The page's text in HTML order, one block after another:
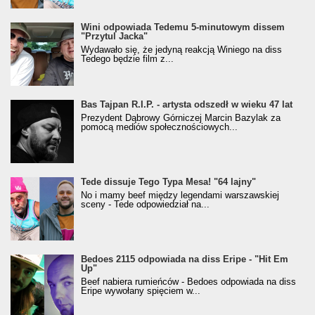
Wini odpowiada Tedemu 5-minutowym dissem
"Przytul Jacka"
Wydawało się, że jedyną reakcją Winiego na diss
Tedego będzie film z...
Bas Tajpan R.I.P. - artysta odszedł w wieku 47 lat
Prezydent Dąbrowy Górniczej Marcin Bazylak za
pomocą mediów społecznościowych...
Tede dissuje Tego Typa Mesa! "64 lajny"
No i mamy beef między legendami warszawskiej
sceny - Tede odpowiedział na...
Bedoes 2115 odpowiada na diss Eripe - "Hit Em
Up"
Beef nabiera rumieńców - Bedoes odpowiada na diss
Eripe wywołany spięciem w...